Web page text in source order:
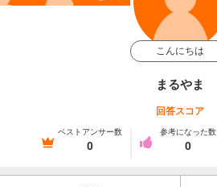
こんにちは
まるやま
回答スコア
ベストアンサー数
0
参考になった数
0